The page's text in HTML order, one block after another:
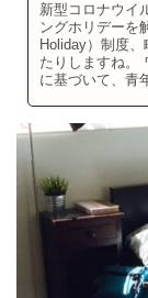
新型コロナウイ
ングホリデーを
Holiday）制度
たりしますね。
に基づいて、青